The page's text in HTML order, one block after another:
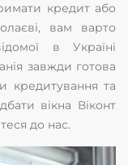
кредит або
вам варто
в Україні
завжди готова
кредитування та
вікна Віконт
до нас.